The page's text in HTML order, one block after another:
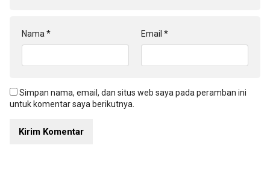
Nama * Email *
Simpan nama, email, dan situs web saya pada peramban ini
untuk komentar saya berikutnya.